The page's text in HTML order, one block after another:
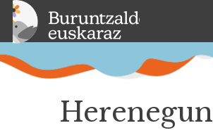
Herenegun